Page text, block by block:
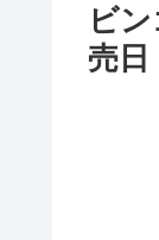
ビ
売日